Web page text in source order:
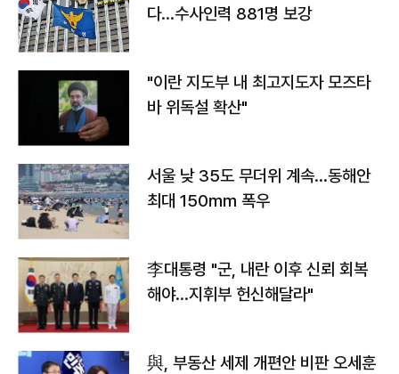
다…수사인력 881명 보강
"이란 지도부 내 최고지도자 모즈타
바 위독설 확산"
서울 낮 35도 무더위 계속…동해안
최대 150㎜ 폭우
李대통령 "군, 내란 이후 신뢰 회복
해야…지휘부 헌신해달라"
與, 부동산 세제 개편안 비판 오세훈